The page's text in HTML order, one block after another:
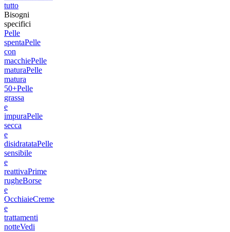
tutto
Bisogni
specifici
Pelle
spentaPelle
con
macchiePelle
maturaPelle
matura
50+Pelle
grassa
e
impuraPelle
secca
e
disidratataPelle
sensibile
e
reattivaPrime
rugheBorse
e
OcchiaieCreme
e
trattamenti
notteVedi